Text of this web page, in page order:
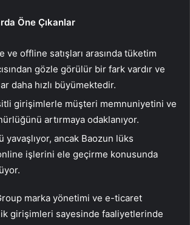
Öne Çıkanlar
ve offline satışları arasında tüketim
gözle görülür bir fark vardır ve
daha hızlı büyümektedir.
girişimlerle müşteri memnuniyetini ve
artırmaya odaklanıyor.
yavaşlıyor, ancak Baozun lüks
işlerini ele geçirme konusunda
marka yönetimi ve e-ticaret
girişimleri sayesinde faaliyetlerinde